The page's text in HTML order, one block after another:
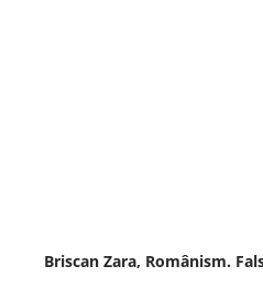
Briscan Zara, Românism.